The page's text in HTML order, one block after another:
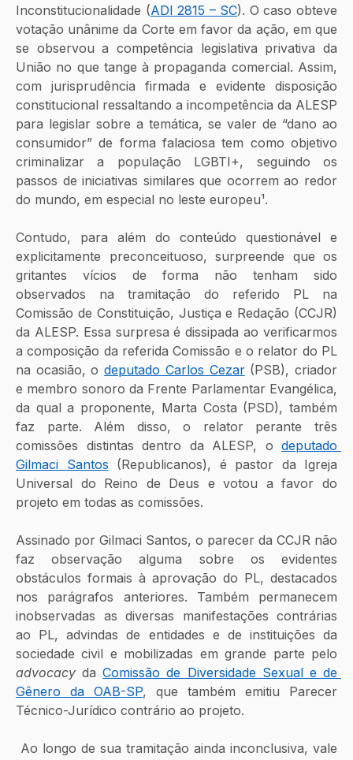
Inconstitucionalidade (ADI 2815 – SC). O caso obteve
votação unânime da Corte em favor da ação, em que
se observou a competência legislativa privativa da
União no que tange à propaganda comercial. Assim,
com jurisprudência firmada e evidente disposição
constitucional ressaltando a incompetência da ALESP
para legislar sobre a temática, se valer de “dano ao
consumidor” de forma falaciosa tem como objetivo
criminalizar a população LGBTI+, seguindo os
passos de iniciativas similares que ocorrem ao redor
do mundo, em especial no leste europeu¹.
Contudo, para além do conteúdo questionável e
explicitamente preconceituoso, surpreende que os
gritantes vícios de forma não tenham sido
observados na tramitação do referido PL na
Comissão de Constituição, Justiça e Redação (CCJR)
da ALESP. Essa surpresa é dissipada ao verificarmos
a composição da referida Comissão e o relator do PL
na ocasião, o deputado Carlos Cezar (PSB), criador
e membro sonoro da Frente Parlamentar Evangélica,
da qual a proponente, Marta Costa (PSD), também
faz parte. Além disso, o relator perante três
comissões distintas dentro da ALESP, o deputado
Gilmaci Santos (Republicanos), é pastor da Igreja
Universal do Reino de Deus e votou a favor do
projeto em todas as comissões.
Assinado por Gilmaci Santos, o parecer da CCJR não
faz observação alguma sobre os evidentes
obstáculos formais à aprovação do PL, destacados
nos parágrafos anteriores. Também permanecem
inobservadas as diversas manifestações contrárias
ao PL, advindas de entidades e de instituições da
advocacy da Comissão de Diversidade Sexual e de
Gênero da OAB-SP, que também emitiu Parecer
Técnico-Jurídico contrário ao projeto.